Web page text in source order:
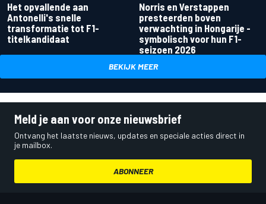
Het opvallende aan
Antonelli's snelle
transformatie tot F1-
titelkandidaat
Norris en Verstappen
presteerden boven
verwachting in Hongarije -
symbolisch voor hun F1-
seizoen 2026
BEKIJK MEER
Meld je aan voor onze nieuwsbrief
Ontvang het laatste nieuws, updates en speciale acties direct in
je mailbox.
ABONNEER